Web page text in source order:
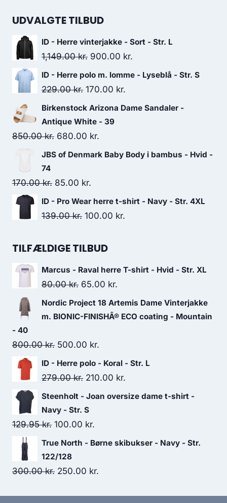
was:
is:
UDVALGTE TILBUD
ID - Herre vinterjakke - Sort - Str. L
1,149.00kr. Original
price
was:
900.00 kr.
price
ID - Herre polo m. lomme - Lyseblå - Str. S
229.00kr. Original
price
was:
229.00 kr..
170.00 kr.
price
Birkenstock Arizona Dame Sandaler -
Antique White - 39
850.00kr. Original
price
850.00 kr..
680.00 kr.
price
JBS of Denmark Baby Body i bambus - Hvid -
74
170.00kr. Original
price
was:
85.00 kr.
price
is:
ID - Pro Wear herre t-shirt - Navy - Str. 4XL
139.00kr. Original
was:
100.00 kr.
TILFÆLDIGE TILBUD
Marcus - Raval herre T-shirt - Hvid - Str. XL
80.00kr. Original
price
was:
65.00 kr.
price
is:
Nordic Project 18 Artemis Dame Vinterjakke
m. BIONIC-FINISHÂ® ECO coating - Mountain
- 40
800.00kr. Original
price
was:
500.00 kr.
price
is:
ID - Herre polo - Koral - Str. L
279.00kr. Original
price
was:
279.00 kr..
210.00 kr.
price
Steenholt - Joan oversize dame t-shirt -
Navy - Str. S
129.95kr. Original
price
was:
129.95 kr..
100.00 kr.
price
100.00 kr..
True North - Børne skibukser - Navy - Str.
122/128
300.00kr. Original
250.00 kr.